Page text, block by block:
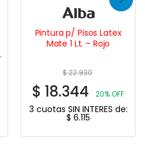
Pintura p/ Pisos Latex
Mate 1 Lt. – Rojo
$22.930
$ 18.344 20% OFF
3 cuotas SIN INTERES de:
$ 6.115